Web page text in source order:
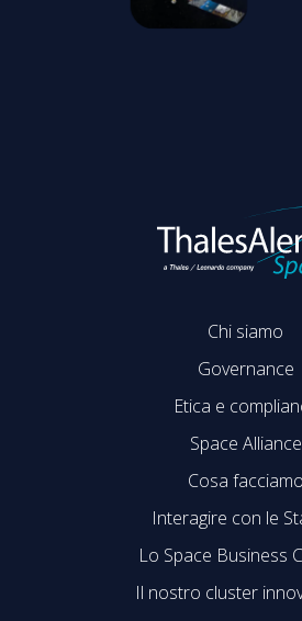
Chi siamo
Governance
Etica e
Space Alliance
Cosa facciamo
Interagire con le
Lo Space Business
Il nostro cluster